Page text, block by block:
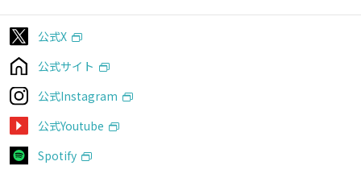
公式X
公式サイト
公式Instagram
公式Youtube
Spotify